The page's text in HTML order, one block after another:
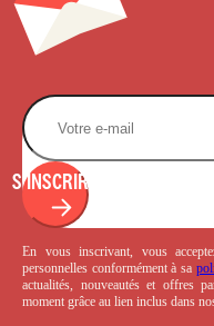
S'INSCRIRE
En vous inscrivant, vous
personnelles conformément à sa
actualités, nouveautés et offres
moment grâce au lien inclus dans